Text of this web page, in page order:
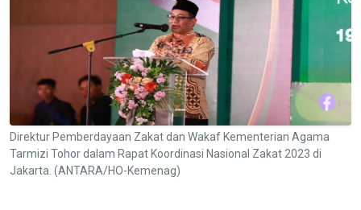
Direktur Pemberdayaan Zakat dan Wakaf Kementerian Agama
Tarmizi Tohor dalam Rapat Koordinasi Nasional Zakat 2023 di
Jakarta. (ANTARA/HO-Kemenag)